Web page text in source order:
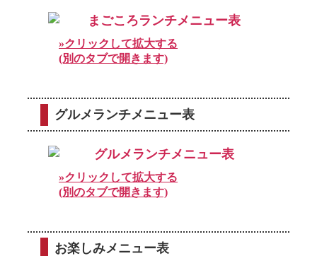
»クリックして拡大する
(別のタブで開きます)
グルメランチメニュー表
»クリックして拡大する
(別のタブで開きます)
お楽しみメニュー表